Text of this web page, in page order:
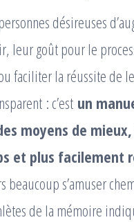
désireuses
leur goût pour le
faciliter la réussite de
: c’est un
moyens de
et plus facilement
beaucoup s’amuser
de la mémoire